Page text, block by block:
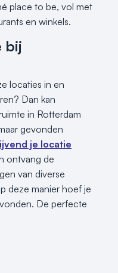
place to be, vol met
en winkels.
bij
locaties in en
Dan kan
in Rotterdam
gevonden
je locatie
ontvang de
van diverse
deze manier hoef je
De perfecte